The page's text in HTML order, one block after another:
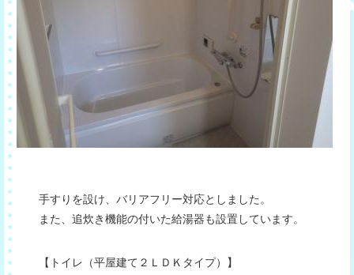
手すりを設け、バリアフリー対応としました。
また、追炊き機能の付いた給湯器も設置しています。
【トイレ（平屋建て２ＬＤＫタイプ）】